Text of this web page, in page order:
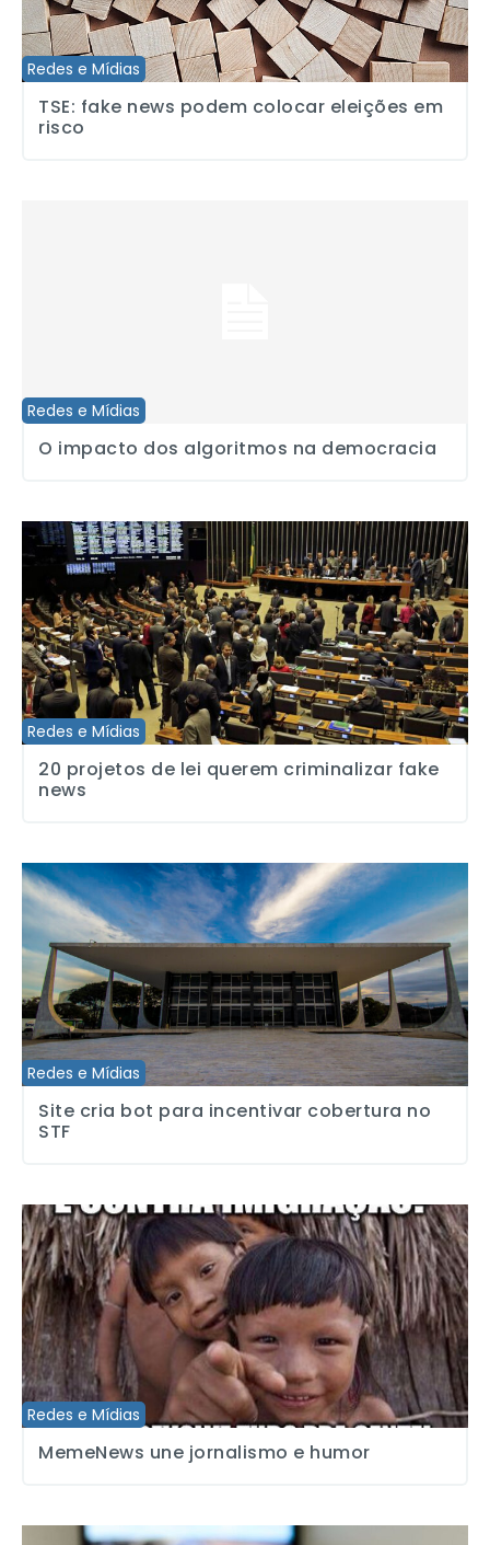
Redes e Mídias
TSE: fake news podem colocar eleições em
risco
Redes e Mídias
O impacto dos algoritmos na democracia
Redes e Mídias
20 projetos de lei querem criminalizar fake news
20 projetos de lei querem criminalizar fake
news
Redes e Mídias
Site cria bot para incentivar cobertura no STF
Site cria bot para incentivar cobertura no
STF
Redes e Mídias
MemeNews une jornalismo e humor
MemeNews une jornalismo e humor
Acesso à internet por TV é maior que por tablet